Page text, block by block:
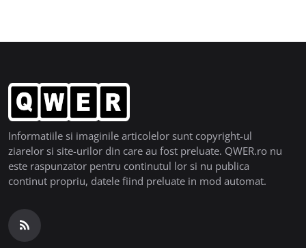
Informatiile si imaginile articolelor sunt copyright-ul
ziarelor si site-urilor din care au fost preluate. QWER.ro nu
este raspunzator pentru continutul lor si nu publica
continut propriu, datele fiind preluate in mod automat.